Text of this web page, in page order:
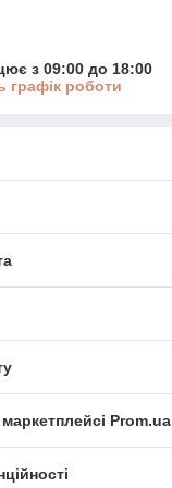
з 09:00 до 18:00
графік роботи
Prom.ua